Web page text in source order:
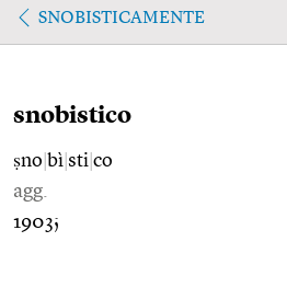
SNOBISTICAMENTE
snobistico
ṣno bì sti co
agg.
1903;